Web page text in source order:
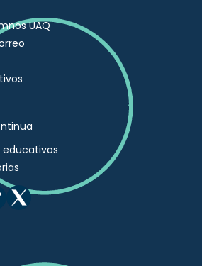
UAQ
educativos